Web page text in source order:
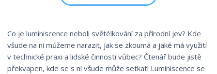
Co je luminiscence neboli světélkování za přírodní jev? Kde
všude na ni můžeme narazit, jak se zkoumá a jaké má využití
v technické praxi a lidské činnosti vůbec? Čtenář bude jistě
překvapen, kde se s ní všude může setkat! Luminiscence se